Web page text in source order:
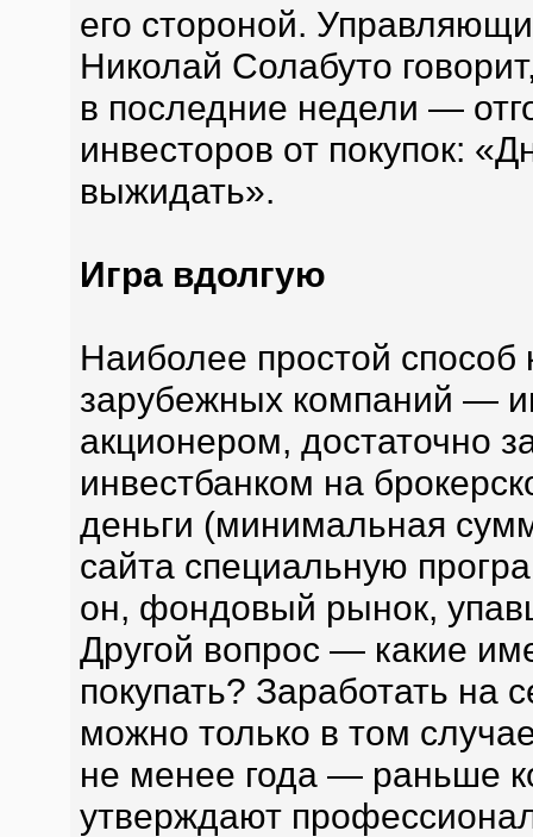
его стороной.
Николай Солабуто
в последние недели —
инвесторов от покупок:
выжидать».
Игра вдолгую
Наиболее простой способ
зарубежных компаний —
акционером, достаточно
инвестбанком на
деньги (минимальная
сайта специальную
он, фондовый рынок,
Другой вопрос — какие
покупать? Заработать
можно только в том
не менее года — раньше
утверждают